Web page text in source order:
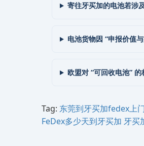
寄往牙买加的电池若涉
电池货物因 “申报价值
欧盟对 “可回收电池”
Tag: 东莞到‌‌‌牙买加fedex上
FeDex多少天到‌‌‌牙买加 牙买